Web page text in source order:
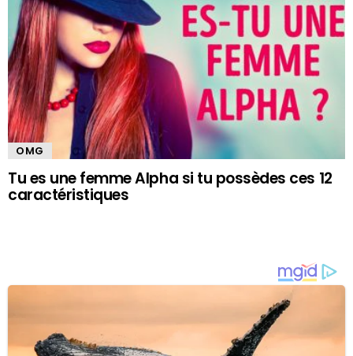
OMG
Tu es une femme Alpha si tu possèdes ces 12
caractéristiques